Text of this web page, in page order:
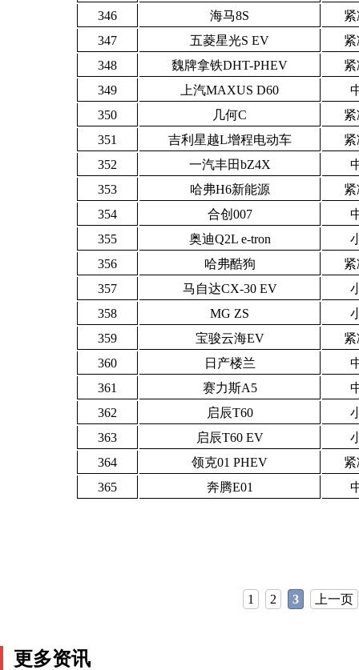
346
海马8S
347
五菱星光S EV
348
魏牌拿铁DHT-PHEV
349
上汽MAXUS D60
350
几何C
351
吉利星越L增程电动车
352
一汽丰田bZ4X
353
哈弗H6新能源
354
合创007
355
奥迪Q2L e-tron
356
哈弗酷狗
357
马自达CX-30 EV
358
MG ZS
359
宝骏云海EV
360
日产楼兰
361
赛力斯A5
362
启辰T60
363
启辰T60 EV
364
领克01 PHEV
365
奔腾E01
1 2 3 上一页
更多资讯